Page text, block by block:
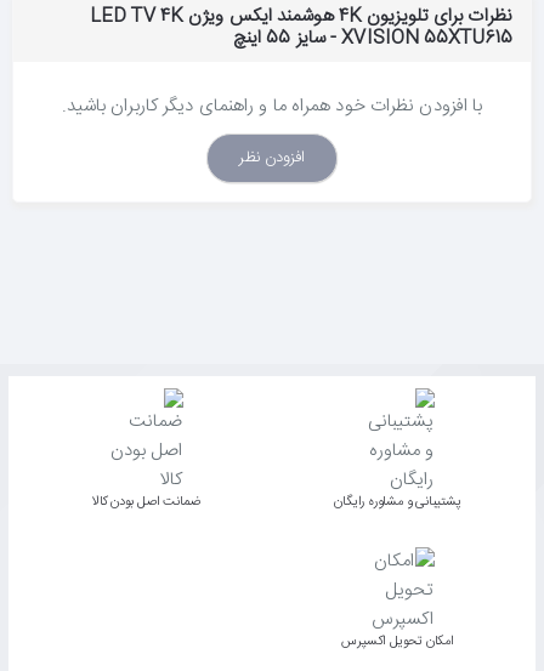
نظرات برای تلویزیون 4K هوشمند ایکس ویژن LED TV 4K
XVISION 55XTU615 - سایز 55 اینچ
با افزودن نظرات خود همراه ما و راهنمای دیگر کاربران باشید.
افزودن نظر
پشتیبانی و مشاوره رایگان ﺿﻤﺎﻧﺖ اﺻﻞ ﺑﻮدن ﮐﺎﻟﺎ
اﻣﮑﺎن ﺗﺤﻮﯾﻞ اﮐﺴﭙﺮس